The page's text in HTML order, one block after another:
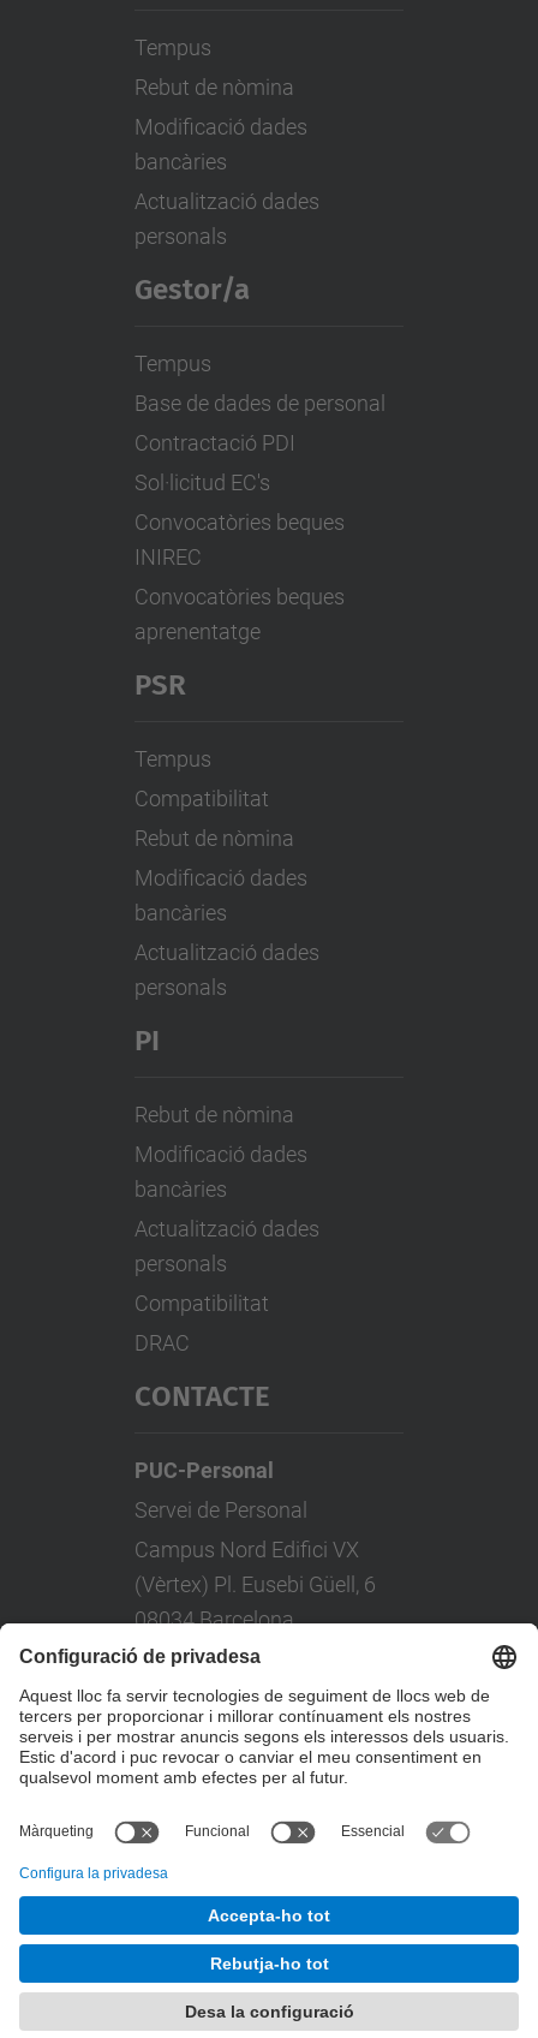
Tempus
Rebut de nòmina
Modificació dades
bancàries
Actualització dades
personals
Gestor/a
Tempus
Base de dades de personal
Contractació PDI
Sol·licitud EC's
Convocatòries beques
INIREC
Convocatòries beques
aprenentatge
PSR
Tempus
Compatibilitat
Rebut de nòmina
Modificació dades
bancàries
Actualització dades
personals
PI
Rebut de nòmina
Modificació dades
bancàries
Actualització dades
personals
Compatibilitat
DRAC
CONTACTE
PUC-Personal
Servei de Personal
Campus Nord Edifici VX
(Vèrtex) Pl. Eusebi Güell, 6
08034 Barcelona
Tel: +(34) 93 401 08 80
© UPC
Desenvolupat amb
Mapa del lloc Accessibilitat